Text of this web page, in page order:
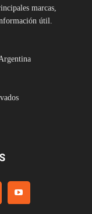
marcas,
útil.